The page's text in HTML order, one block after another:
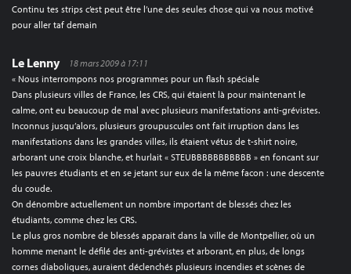
Continu tes strips c’est peut être l’une des seules chose qui va nous motivé
pour aller taf demain
Le Lenny
18 mars 2009 à 17:11
« Nous interrompons nos programmes pour un flash spéciale
Dans plusieurs villes de France, les CRS, qui étaient là pour maintenant le
calme, ont eu beaucoup de mal avec plusieurs manifestations anti-grévistes.
Inconnus jusqu’alors, plusieurs groupuscules ont fait irruption dans les
manifestations dans les grandes villes, ils étaient vétus de t-shirt noire,
arborant une croix blanche, et hurlait « STEUBBBBBBBBBBB » en foncant sur
les pauvres étudiants et en se jetant sur eux de la même facon : une descente
du coude.
On dénombre actuellement un nombre important de blessés chez les
étudiants, comme chez les CRS.
Le plus gros nombre de blessés apparait dans la ville de Montpellier, où un
homme menant le défilé des anti-grévistes et arborant, en plus, de longs
cornes diaboliques, auraient déclenchés plusieurs incendies et scènes de